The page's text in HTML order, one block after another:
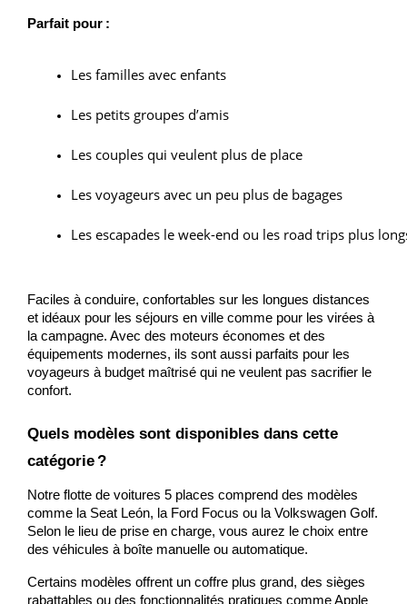
Parfait pour :
Les familles avec enfants
Les petits groupes d’amis
Les couples qui veulent plus de place
Les voyageurs avec un peu plus de bagages
Les escapades le week-end ou les road trips plus
Faciles à conduire, confortables sur les longues distances
et idéaux pour les séjours en ville comme pour les virées à
la campagne. Avec des moteurs économes et des
équipements modernes, ils sont aussi parfaits pour les
voyageurs à budget maîtrisé qui ne veulent pas sacrifier le
confort.
Quels modèles sont disponibles dans cette
catégorie ?
Notre flotte de voitures 5 places comprend des modèles
comme la Seat León, la Ford Focus ou la Volkswagen Golf.
Selon le lieu de prise en charge, vous aurez le choix entre
des véhicules à boîte manuelle ou automatique.
Certains modèles offrent un coffre plus grand, des sièges
rabattables ou des fonctionnalités pratiques comme Apple